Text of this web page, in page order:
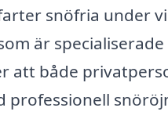
snöfria under
är specialiserade
att både
professionell